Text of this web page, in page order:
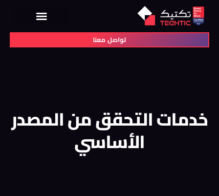
تواصل معنا
خدمات التحقق من المصدر
الأساسي